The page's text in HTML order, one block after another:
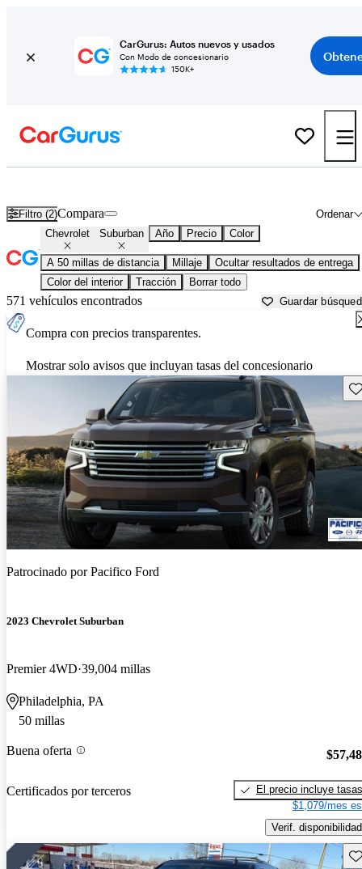
CarGurus: Autos nuevos y usados
Con Modo de concesionario
150K+
Filtro (2) Ordenar
Compara
Chevrolet Suburban Año Precio Color
A 50 millas de distancia Millaje
Ocultar resultados de entrega
Color del interior
Tracción Borrar todo
571 vehículos encontrados Guardar
Compra con precios transparentes.
Mostrar solo avisos que incluyan tasas del concesionario
Patrocinado porPacifico Ford
2023 Chevrolet Suburban
Premier 4WD 39,004 millas
Philadelphia, PA
50 millas
Buena oferta
Certificados por terceros
El precio incluye tasas
$1,079/mes
Verif. disponibilidad